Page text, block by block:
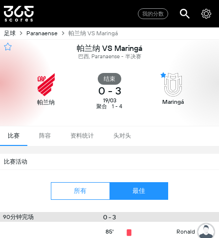
我的分数
足球 Paranaense 帕兰纳 VS Maringá
帕兰纳 VS Maringá
巴西, Paranaense - 半决赛
帕兰纳
结束
0 - 3
19/03
聚合
1 - 4
Maringá
比赛 阵容 资料统计 头对头
比赛活动
所有 最佳
90分钟完场 0 - 3
85' Ronald